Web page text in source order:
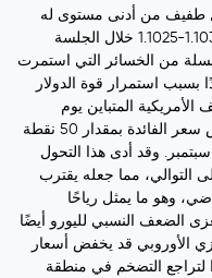
طفيف من أدنى مستوى له
في أسبوع، حيث تم تداوله حول النطاق 1.1030-1.1025 خلال الجلسة
سلسلة من الخسائر التي استمرت
بسبب استمرار قوة الدولار
المتباين يوم
الجمعة، قلص المستثمرون توقعاتهم بخفض سعر الفائدة بمقدار 50 نقطة
وقد أدى هذا التحول
التوالي، مما جعله يقترب
وهو ما يمثل رياحًا
الضعف النسبي لليورو أيضًا
الأوروبي قد يخفض أسعار
لتراجع التضخم في منطقة